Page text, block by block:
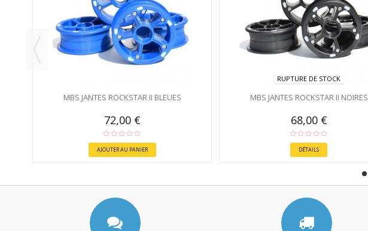
MBS JANTES ROCKSTAR II BLEUES
72,00 €
AJOUTER AU PANIER
RUPTURE DE STOCK
MBS JANTES ROCKSTAR II NOIRES
68,00 €
DÉTAILS